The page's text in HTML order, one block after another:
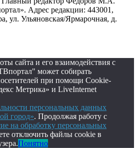
Адрес редакции: 443001,
ул. Ульяновская/Ярмарочная, д.
сайта и его взаимодействия с
может собирать
при помощи Cookie-
Метрика» и LiveInternet
персональных данных
город». Продолжая работу с
на обработку персональных
отключить файлы cookie в
Понятно